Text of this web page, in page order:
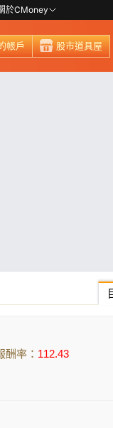
於CMoney
帳戶 股市道具屋
酬率： 112.43